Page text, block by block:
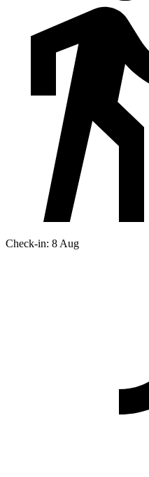
Check-in: 8 Aug